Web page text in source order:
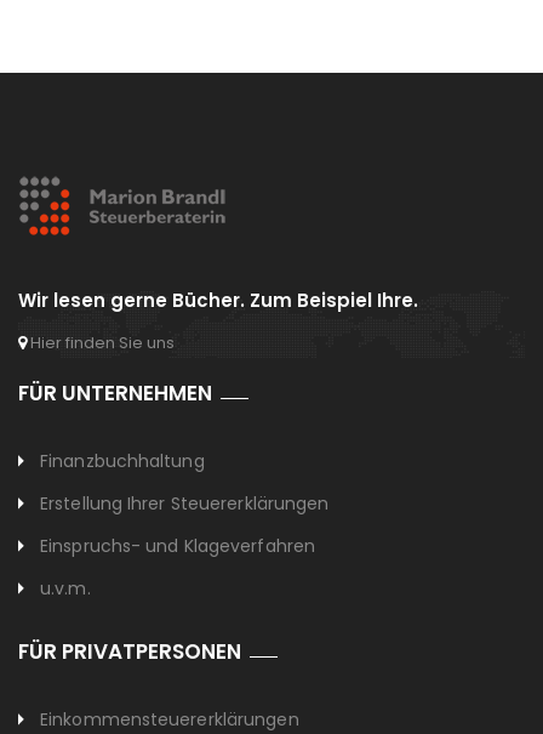
Wir lesen gerne Bücher. Zum Beispiel Ihre.
Hier finden Sie uns
FÜR UNTERNEHMEN
Finanzbuchhaltung
Erstellung Ihrer Steuererklärungen
Einspruchs- und Klageverfahren
u.v.m.
FÜR PRIVATPERSONEN
Einkommensteuererklärungen